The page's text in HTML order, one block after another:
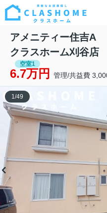
アメニティー住吉
クラスホーム刈谷店
空室1
6.7万円 管理/共益費
1/49